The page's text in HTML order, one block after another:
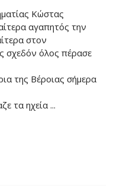
Κώστας
αγαπητός την
στον
σχεδόν όλος πέρασε
της Βέροιας σήμερα
τα ηχεία ...